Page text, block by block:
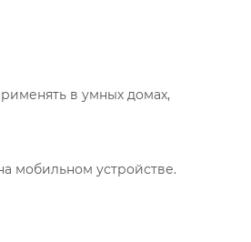
в умных домах,
мобильном устройстве.